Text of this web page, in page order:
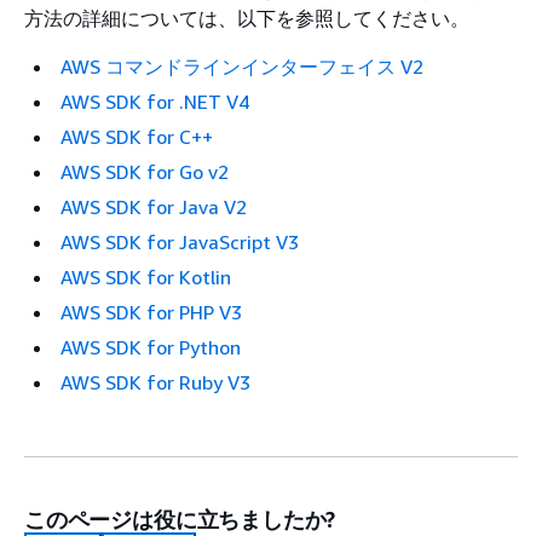
方法の詳細については、以下を参照してください。
AWS コマンドラインインターフェイス V2
AWS SDK for .NET V4
AWS SDK for C++
AWS SDK for Go v2
AWS SDK for Java V2
AWS SDK for JavaScript V3
AWS SDK for Kotlin
AWS SDK for PHP V3
AWS SDK for Python
AWS SDK for Ruby V3
このページは役に立ちましたか?